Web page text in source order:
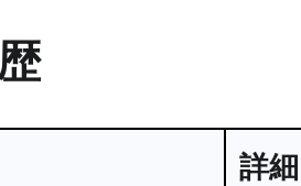
詳細